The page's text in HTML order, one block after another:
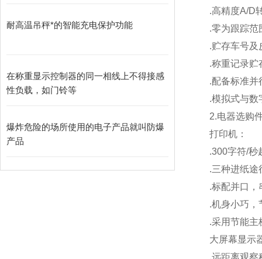
耐高温吊秤*的智能充电保护功能
在称重显示控制器的同一相线上不得接感
性负载，如门铃等
爆炸危险的场所使用的电子产品就叫防爆
产品
.高精度A/D
.零为跟踪范
.贮存车号及
.称重记录贮
.配备标准并
.模拟式与数
2.电器选购
打印机：
.300字符/秒
.三种进纸途
.标配并口，
.机身小巧，
.采用节能主
大屏幕显示
.远距离观察